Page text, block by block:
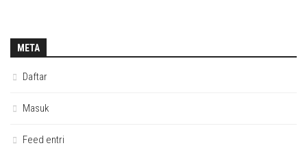
META
Daftar
Masuk
Feed entri